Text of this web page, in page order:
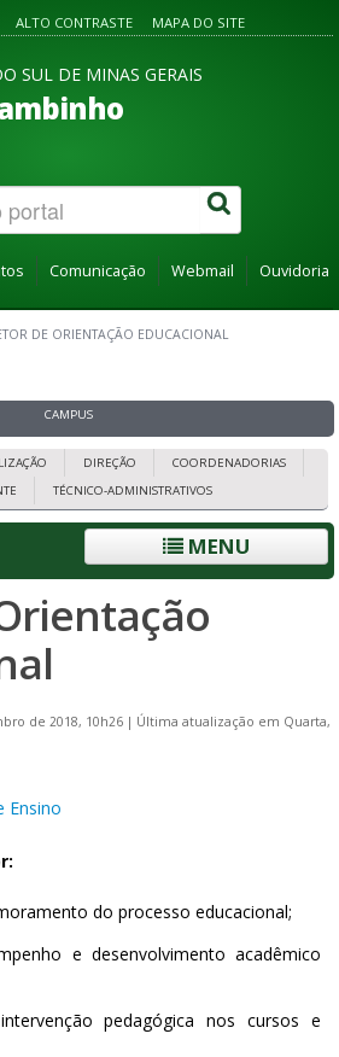
ALTO CONTRASTE MAPA DO SITE
SUL DE MINAS GERAIS
Comunicação Webmail Ouvidoria
DE ORIENTAÇÃO EDUCACIONAL
CAMPUS
DIREÇÃO
COORDENADORIAS
TÉCNICO-ADMINISTRATIVOS
MENU
de 2018, 10h26 | Última atualização em Quarta,
Ensino
do processo educacional;
e desenvolvimento acadêmico
pedagógica nos cursos e